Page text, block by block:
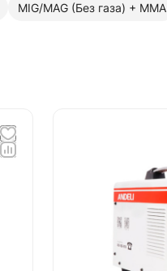
MIG/MAG (Без газа) + MMA